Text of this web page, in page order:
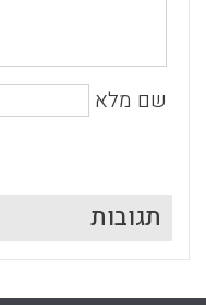
שם מלא
תגובות